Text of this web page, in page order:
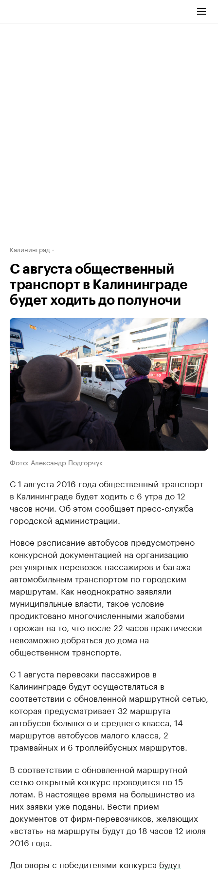
Калининград
С августа общественный
транспорт в Калининграде
будет ходить до полуночи
Фото: Александр Подгорчук
С 1 августа 2016 года общественный транспорт
в Калининграде будет ходить с 6 утра до 12
часов ночи. Об этом сообщает пресс-служба
городской администрации.
Новое расписание автобусов предусмотрено
конкурсной документацией на организацию
регулярных перевозок пассажиров и багажа
автомобильным транспортом по городским
маршрутам. Как неоднократно заявляли
муниципальные власти, такое условие
продиктовано многочисленными жалобами
горожан на то, что после 22 часов практически
невозможно добраться до дома на
общественном транспорте.
С 1 августа перевозки пассажиров в
Калининграде будут осуществляться в
соответствии с обновленной маршрутной сетью,
которая предусматривает 32 маршрута
автобусов большого и среднего класса, 14
маршрутов автобусов малого класса, 2
трамвайных и 6 троллейбусных маршрутов.
В соответствии с обновленной маршрутной
сетью открытый конкурс проводится по 15
лотам. В настоящее время на большинство из
них заявки уже поданы. Вести прием
документов от фирм-перевозчиков, желающих
«встать» на маршруты будут до 18 часов 12 июля
2016 года.
Договоры с победителями конкурса будут